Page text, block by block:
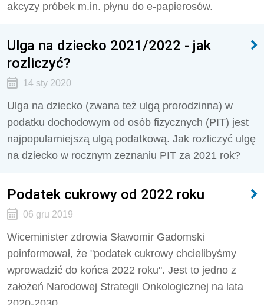
akcyzy próbek m.in. płynu do e-papierosów.
Ulga na dziecko 2021/2022 - jak
rozliczyć?
14 sty 2020
Ulga na dziecko (zwana też ulgą prorodzinna) w
podatku dochodowym od osób fizycznych (PIT) jest
najpopularniejszą ulgą podatkową. Jak rozliczyć ulgę
na dziecko w rocznym zeznaniu PIT za 2021 rok?
Podatek cukrowy od 2022 roku
06 gru 2019
Wiceminister zdrowia Sławomir Gadomski
poinformował, że "podatek cukrowy chcielibyśmy
wprowadzić do końca 2022 roku". Jest to jedno z
założeń Narodowej Strategii Onkologicznej na lata